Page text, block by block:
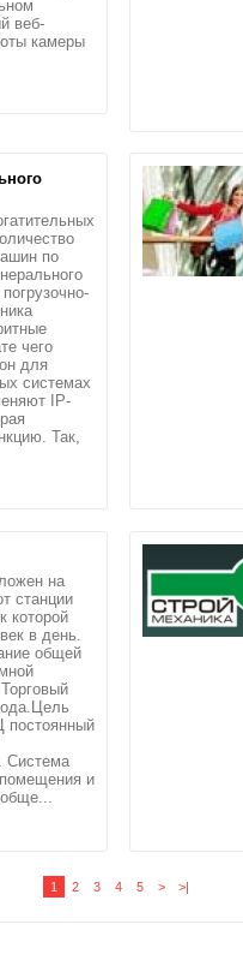
веб-
камеры
по
чего
для
системах
IP-
Так,
на
станции
которой
в день.
общей
постоянный
Система
и
1 2 3 4 5 > >|